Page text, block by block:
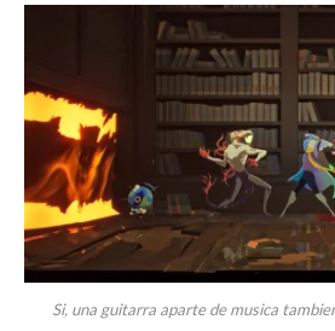
Si, una guitarra aparte de musica